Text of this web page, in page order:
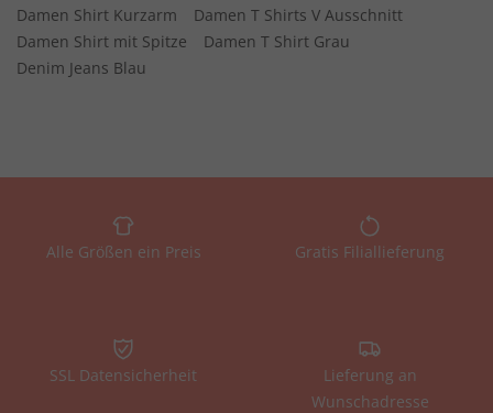
Damen Shirt Kurzarm
Damen T Shirts V Ausschnitt
Damen Shirt mit Spitze
Damen T Shirt Grau
Denim Jeans Blau
Alle Größen ein Preis Gratis Filiallieferung
SSL Datensicherheit
Lieferung an
Wunschadresse